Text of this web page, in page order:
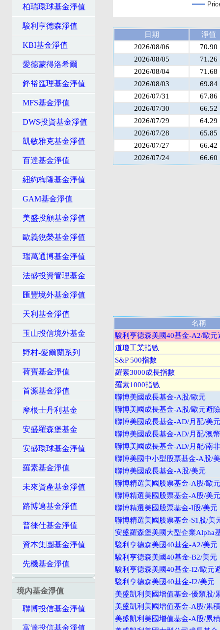
柏瑞環球基金淨值
駿利亨德森淨值
KBI基金淨值
愛德蒙得洛希爾
鋒裕匯理基金淨值
MFS基金淨值
DWS投資基金淨值
凱敏雅克基金淨值
百達基金淨值
紐約梅隆基金淨值
GAM基金淨值
美盛投顧基金淨值
歐義銳榮基金淨值
瑞萬通博基金淨值
法盛投資管理基金
匯豐境外基金淨值
天利基金淨值
玉山投信境外基金
野村-愛爾蘭系列
荷寶基金淨值
首源基金淨值
摩根士丹利基金
安盛羅森堡基金
安盛環球基金淨值
羅素基金淨值
未來資產基金淨值
路博邁基金淨值
普徠仕基金淨值
資本集團基金淨值
先機基金淨值
境內基金淨值
聯博投信基金淨值
富達投信基金淨值
日期
淨值
2026/08/06
70.90
2026/08/05
71.26
2026/08/04
71.68
2026/08/03
69.84
2026/07/31
67.86
2026/07/30
66.52
2026/07/29
64.29
2026/07/28
65.85
2026/07/27
66.42
2026/07/24
66.60
名稱
駿利亨德森美國40基金-A2/歐元
道瓊工業指數
S&P 500指數
羅素3000成長指數
羅素1000指數
聯博美國成長基金-A股/歐元
聯博美國成長基金-A股/歐元避險
聯博美國成長基金-AD/月配/美元
聯博美國成長基金-AD/月配/澳
聯博美國成長基金-AD/月配/南
聯博美國中小型股票基金-A股/
聯博美國成長基金-A股/美元
聯博精選美國股票基金-A股/歐元
聯博精選美國股票基金-A股/美元
聯博精選美國股票基金-I股/美元
聯博精選美國股票基金-S1股/美
安盛羅森堡美國大型企業Alpha
駿利亨德森美國40基金-A2/美元
駿利亨德森美國40基金-B2/美元
駿利亨德森美國40基金-I2/歐元
駿利亨德森美國40基金-I2/美元
美盛凱利美國增值基金-優類股/
美盛凱利美國增值基金-A股/累
美盛凱利美國增值基金-A股/累